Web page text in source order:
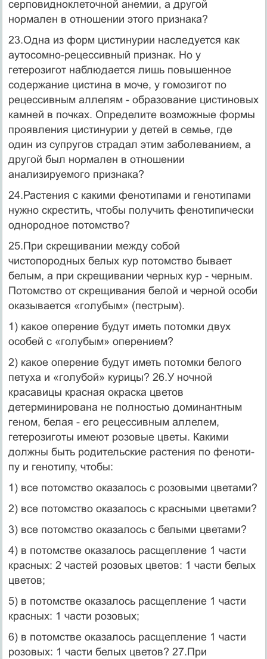
серповидноклеточной ане­мии, а другой
нормален в отношении этого признака?
23.Одна из форм цистинурии наследуется как
аутосомно-рецессивный признак. Но у
гетерозигот наблюдается лишь повышенное
содержание цистина в моче, у гомозигот по
рецессивным аллелям - образование цистиновых
камней в поч­ках. Определите возможные формы
проявления цистинурии у детей в семье, где
один из супругов страдал этим заболеванием, а
другой был нормален в от­ношении
анализируемого признака?
24.Растения с какими фенотипами и генотипами
нужно скрестить, чтобы полу­чить фенотипически
однородное потомство?
25.При скрещивании между собой
чистопородных белых кур потомство бывает
белым, а при скрещивании черных кур - черным.
Потомство от скрещивания белой и черной особи
оказывается «голубым» (пестрым).
1) какое оперение будут иметь потомки двух
особей с «голубым» оперением?
2) какое оперение будут иметь потомки белого
петуха и «голубой» курицы? 26.У ночной
красавицы красная окраска цветов
детерминирована не полно­стью доминантным
геном, белая - его рецессивным аллелем,
гетерозиготы имеют розовые цветы. Какими
должны быть родительские растения по феноти­
пу и генотипу, чтобы:
1) все потомство оказалось с розовыми цветами?
2) все потомство оказалось с красными цветами?
3) все потомство оказалось с белыми цветами?
4) в потомстве оказалось расщепление 1 части
красных: 2 частей розовых цве­тов: 1 части белых
цветов;
5) в потомстве оказалось расщепление 1 части
красных: 1 части розовых;
6) в потомстве оказалось расщепление 1 части
розовых: 1 части белых цветов? 27.При